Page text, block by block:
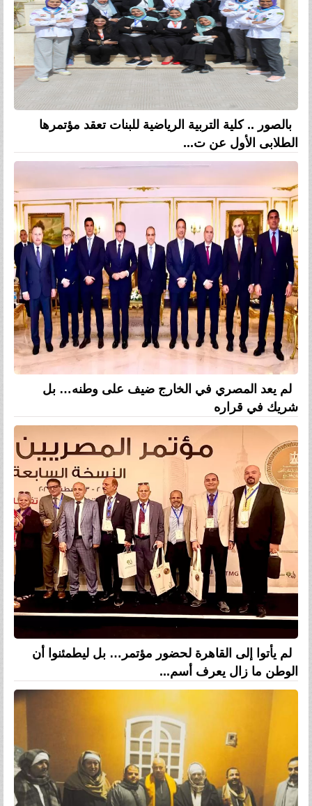
بالصور .. كلية التربية الرياضية للبنات تعقد مؤتمرها
الطلابى الأول عن ت...
لم يعد المصري في الخارج ضيف على وطنه… بل
شريك في قراره
لم يأتوا إلى القاهرة لحضور مؤتمر… بل ليطمئنوا أن
الوطن ما زال يعرف أسم...